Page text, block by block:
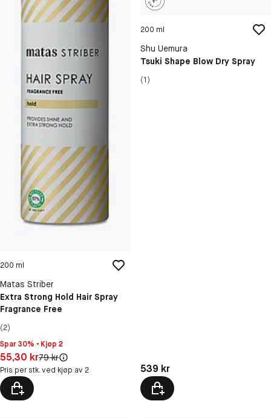
200 ml
Matas Striber
Extra Strong Hold Hair Spray
Fragrance Free
(2)
Spar 30% • Kjøp 2
Pris: 55,30 kr
55,30 krOriginal pris:
79 kr
Pris per stk. ved kjøp av 2
200 ml
Shu Uemura
Tsuki Shape Blow Dry Spray
(1)
Pris: 539 kr
539 kr